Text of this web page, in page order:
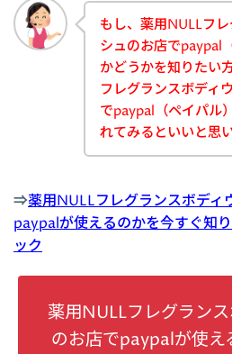
もし、薬用NULLフ
シュのお店でpaypal
かどうかを知りたい
フレグランスボディ
でpaypal（ペイパル
れてみるといいと思
⇒薬用NULLフレグランスボディ
paypalが使えるのかを今すぐ知
ック
薬用NULLフレグラン
のお店でpaypalが使え